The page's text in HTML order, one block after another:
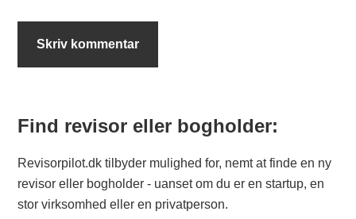
Primary
Sidebar
Find revisor eller bogholder:
Revisorpilot.dk tilbyder mulighed for, nemt at finde en ny
revisor eller bogholder - uanset om du er en startup, en
stor virksomhed eller en privatperson.